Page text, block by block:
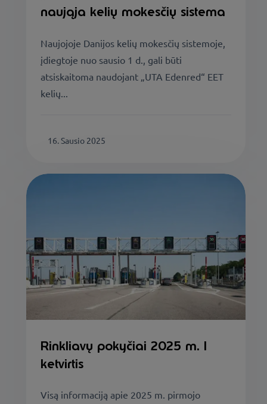
naująja kelių mokesčių sistema
Naujojoje Danijos kelių mokesčių sistemoje,
įdiegtoje nuo sausio 1 d., gali būti
atsiskaitoma naudojant „UTA Edenred“ EET
kelių...
16. Sausio 2025
Rinkliavų pokyčiai 2025 m. I
ketvirtis
Visą informaciją apie 2025 m. pirmojo